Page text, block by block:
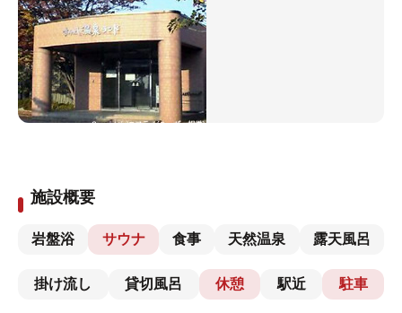
施設概要
岩盤浴 サウナ 食事 天然温泉 露天風呂
掛け流し 貸切風呂 休憩 駅近 駐車